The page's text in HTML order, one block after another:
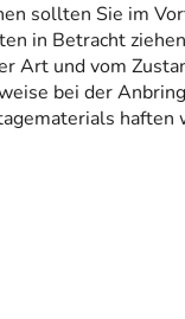
sollten Sie im
in Betracht
Art und vom
bei der
haften